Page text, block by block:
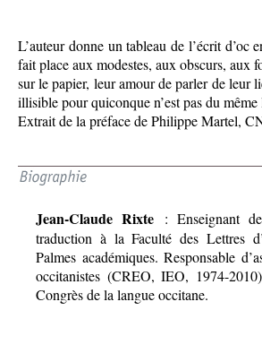
L’auteur donne un tableau de l’écrit d’oc
fait place aux modestes, aux obscurs, aux
sur le papier, leur amour de parler de leur
illisible pour quiconque n’est pas du
Extrait de la préface de Philippe Martel,
Jean-Claude Rixte : Enseignant
traduction à la Faculté des Lettres
Palmes académiques. Responsable
occitanistes (CREO, IEO, 1974-
Congrès de la langue occitane.